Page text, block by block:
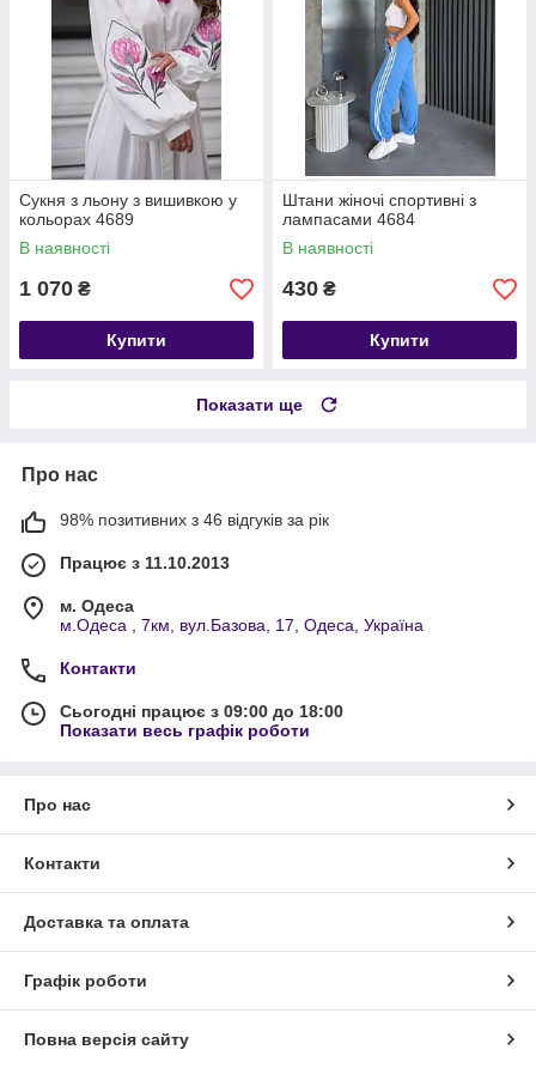
Сукня з льону з вишивкою у
кольорах 4689
В наявності
1 070 ₴
Купити
Штани жіночі спортивні з
лампасами 4684
В наявності
430 ₴
Купити
Показати ще
Про нас
98% позитивних з 46 відгуків за рік
Працює з 11.10.2013
м. Одеса
м.Одеса , 7км, вул.Базова, 17, Одеса, Україна
Контакти
Сьогодні працює з 09:00 до 18:00
Показати весь графік роботи
Про нас
Контакти
Доставка та оплата
Графік роботи
Повна версія сайту